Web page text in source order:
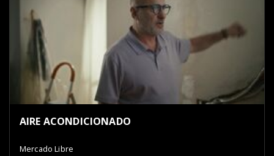
AIRE ACONDICIONADO
Mercado Libre